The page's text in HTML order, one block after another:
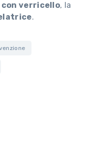
verricello, la
.